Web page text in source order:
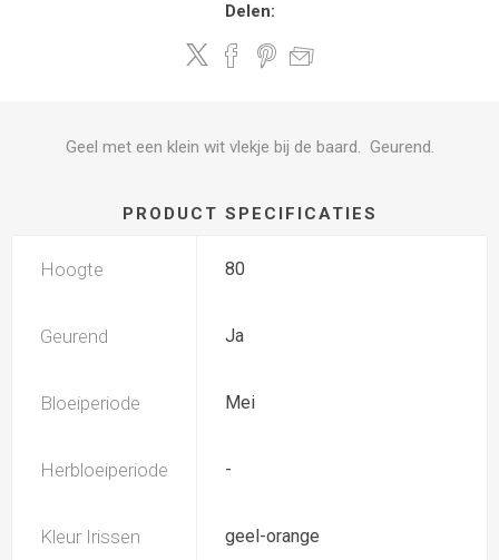
Delen:
Geel met een klein wit vlekje bij de baard. Geurend.
PRODUCT SPECIFICATIES
Hoogte 80
Geurend Ja
Bloeiperiode Mei
Herbloeiperiode -
Kleur Irissen geel-orange